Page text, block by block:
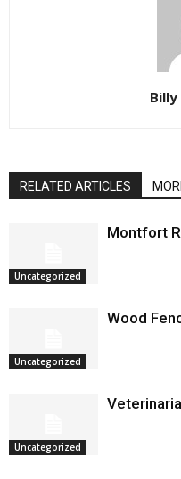
Billy
RELATED ARTICLES
Uncategorized
Montfort
Uncategorized
Wood
Uncategorized